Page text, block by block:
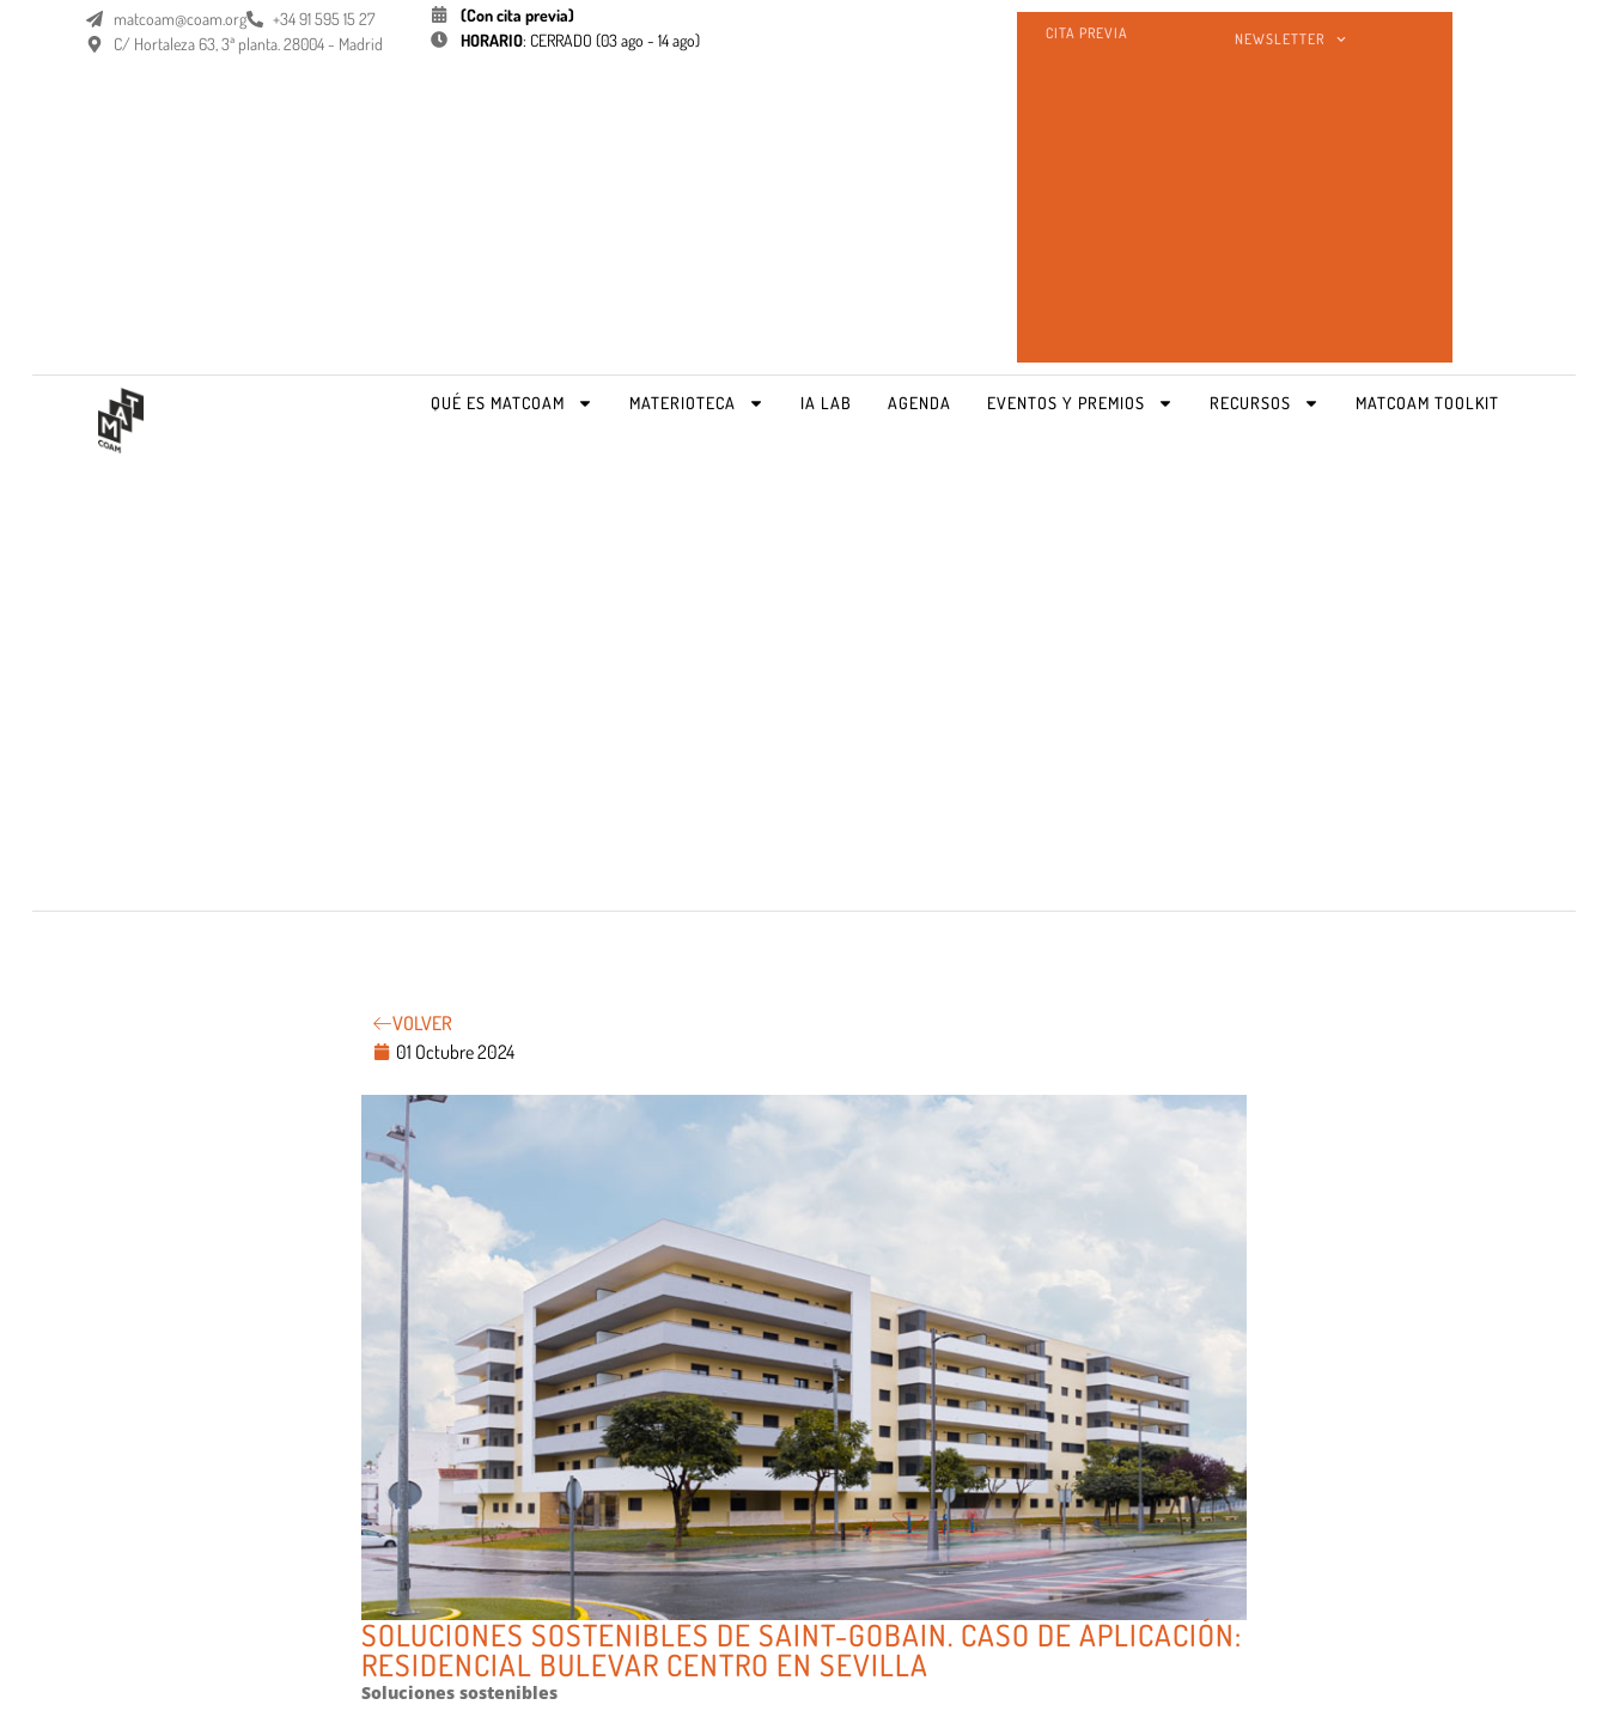
matcoam@coam.org
+34 91 595 15 27
C/ Hortaleza 63, 3ª planta. 28004 - Madrid
(Con cita previa)
HORARIO: CERRADO (03 ago - 14 ago) CITA PREVIA NEWSLETTER
QUÉ ES MATCOAM MATERIOTECA IA LAB AGENDA EVENTOS Y PREMIOS RECURSOS MATCOAM TOOLKIT
VOLVER
01 Octubre 2024
SOLUCIONES SOSTENIBLES DE SAINT-GOBAIN. CASO DE APLICACIÓN:
RESIDENCIAL BULEVAR CENTRO EN SEVILLA
Soluciones sostenibles